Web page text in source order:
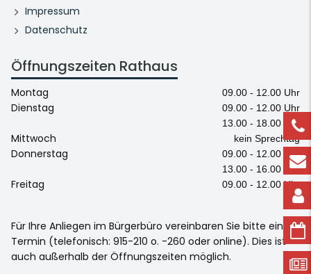
Impressum
Datenschutz
Öffnungszeiten Rathaus
Montag 09.00 - 12.00 Uhr
Dienstag
09.00 - 12.00 Uhr
13.00 - 18.00 Uhr
Mittwoch kein Sprechtag
Donnerstag
09.00 - 12.00 Uhr
13.00 - 16.00 Uhr
Freitag 09.00 - 12.00 Uhr
Für Ihre Anliegen im Bürgerbüro vereinbaren Sie bitte einen
Termin (telefonisch: 915-210 o. -260 oder online). Dies ist
auch außerhalb der Öffnungszeiten möglich.